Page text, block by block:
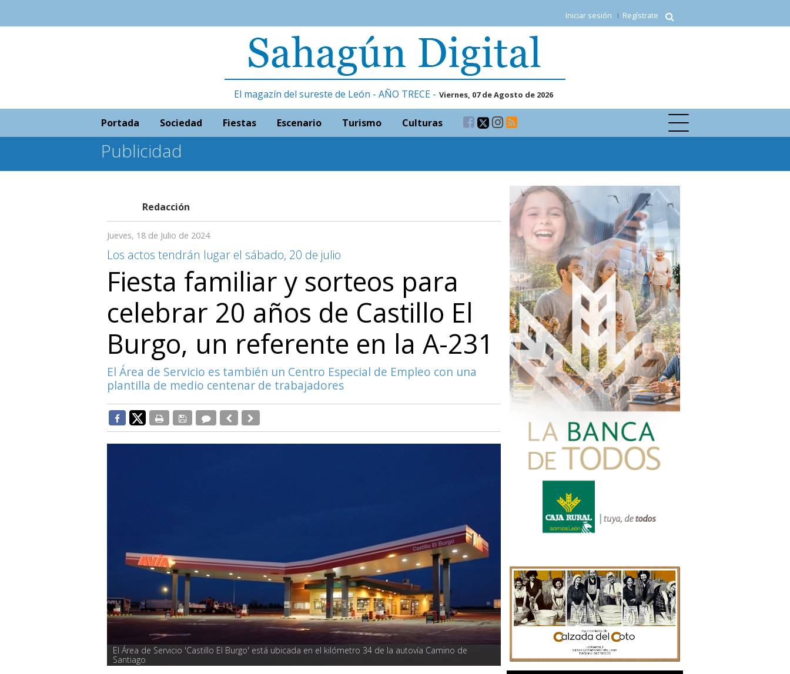
Iniciar sesión Regístrate
El magazín del sureste de León - AÑO TRECE - Viernes, 07 de Agosto de 2026
Portada Sociedad Fiestas Escenario Turismo Culturas
Publicidad
Redacción
Jueves, 18 de Julio de 2024
Los actos tendrán lugar el sábado, 20 de julio
Fiesta familiar y sorteos para
celebrar 20 años de Castillo El
Burgo, un referente en la A-231
El Área de Servicio es también un Centro Especial de Empleo con una
plantilla de medio centenar de trabajadores
El Área de Servicio 'Castillo El Burgo' está ubicada en el kilómetro 34 de la autovía Camino de
Santiago